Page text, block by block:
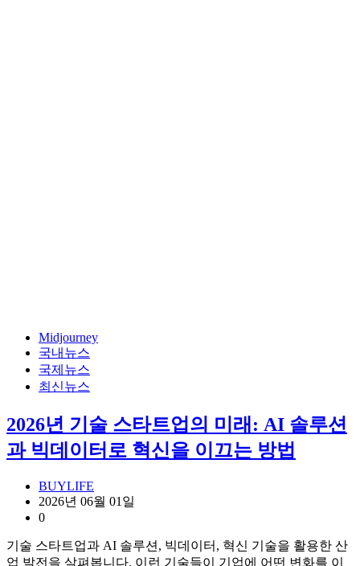
Midjourney
국내뉴스
국제뉴스
최신뉴스
2026년 기술 스타트업의 미래: AI 솔루션
과 빅데이터로 혁신을 이끄는 방법
BUYLIFE
2026년 06월 01일
0
기술 스타트업과 AI 솔루션, 빅데이터, 혁신 기술을 활용한 산
업 발전을 살펴봅니다. 이런 기술들이 기업에 어떤 변화를 이